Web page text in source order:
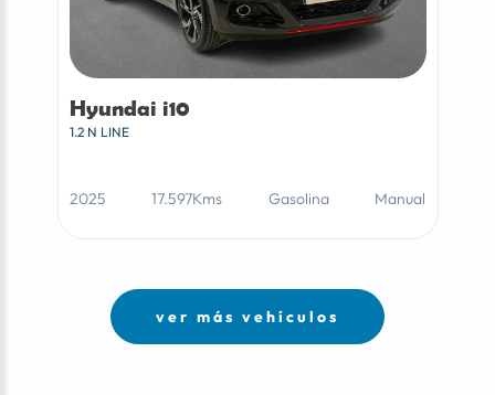
Hyundai i10
1.2 N LINE
2025 17.597Kms Gasolina Manual
ver más vehículos